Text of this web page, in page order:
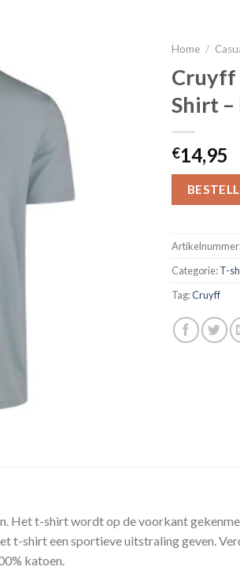
Home /
Cruyff
Shirt
€14,95
Categorie:T-
Tag:Cruyff
Het t-shirt wordt op de voorkant
t-shirt een sportieve uitstraling geven.
katoen.